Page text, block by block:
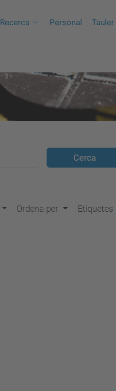
Recerca Personal Tauler
Ordena per Etiquetes